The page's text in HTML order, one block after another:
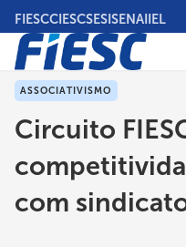
Pular
para
conteúdo
principal
FIESCCIESCSESISENAIIEL
ASSOCIATIVISMO
Circuito
com